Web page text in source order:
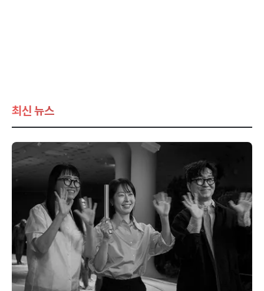
최신 뉴스